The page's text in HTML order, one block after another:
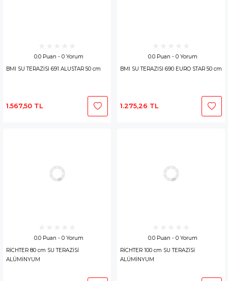
0.0 Puan - 0 Yorum
BMI SU TERAZİSİ 691 ALUSTAR 50 cm
1.567,50 TL
0.0 Puan - 0 Yorum
BMI SU TERAZISI 690 EURO STAR 50 cm
1.275,26 TL
0.0 Puan - 0 Yorum
RİCHTER 80 cm SU TERAZİSİ
ALÜMİNYUM
0.0 Puan - 0 Yorum
RİCHTER 100 cm SU TERAZİSİ
ALÜMİNYUM